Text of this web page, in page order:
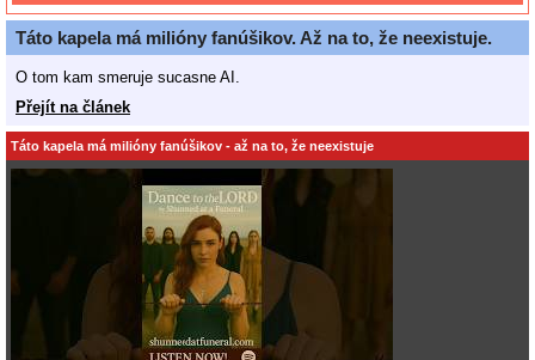
Táto kapela má milióny fanúšikov. Až na to, že neexistuje.
O tom kam smeruje sucasne AI.
Přejít na článek
Táto kapela má milióny fanúšikov - až na to, že neexistuje